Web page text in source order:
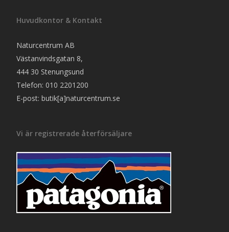
Huvudkontor & Kontakt
Naturcentrum AB
Västanvindsgatan 8,
444 30 Stenungsund
Telefon: 010 2201200
E-post: butik[a]naturcentrum.se
Vi är registrerade återförsäljare